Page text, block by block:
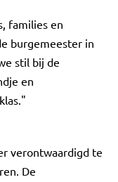
families en
burgemeester in
stil bij de
en
verontwaardigd te
De